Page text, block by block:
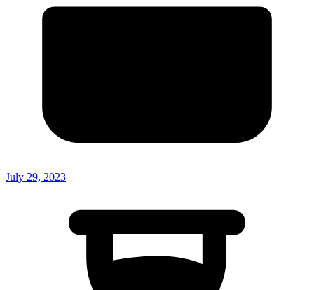
July 29, 2023